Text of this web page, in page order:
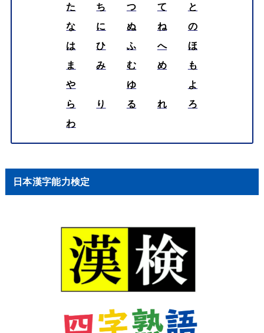
た
ち つ て
と
な
に ぬ ね
の
は
ひ ふ へ
ほ
ま
み む め
も
や
ゆ
よ
ら
り る れ
ろ
わ
日本漢字能力検定